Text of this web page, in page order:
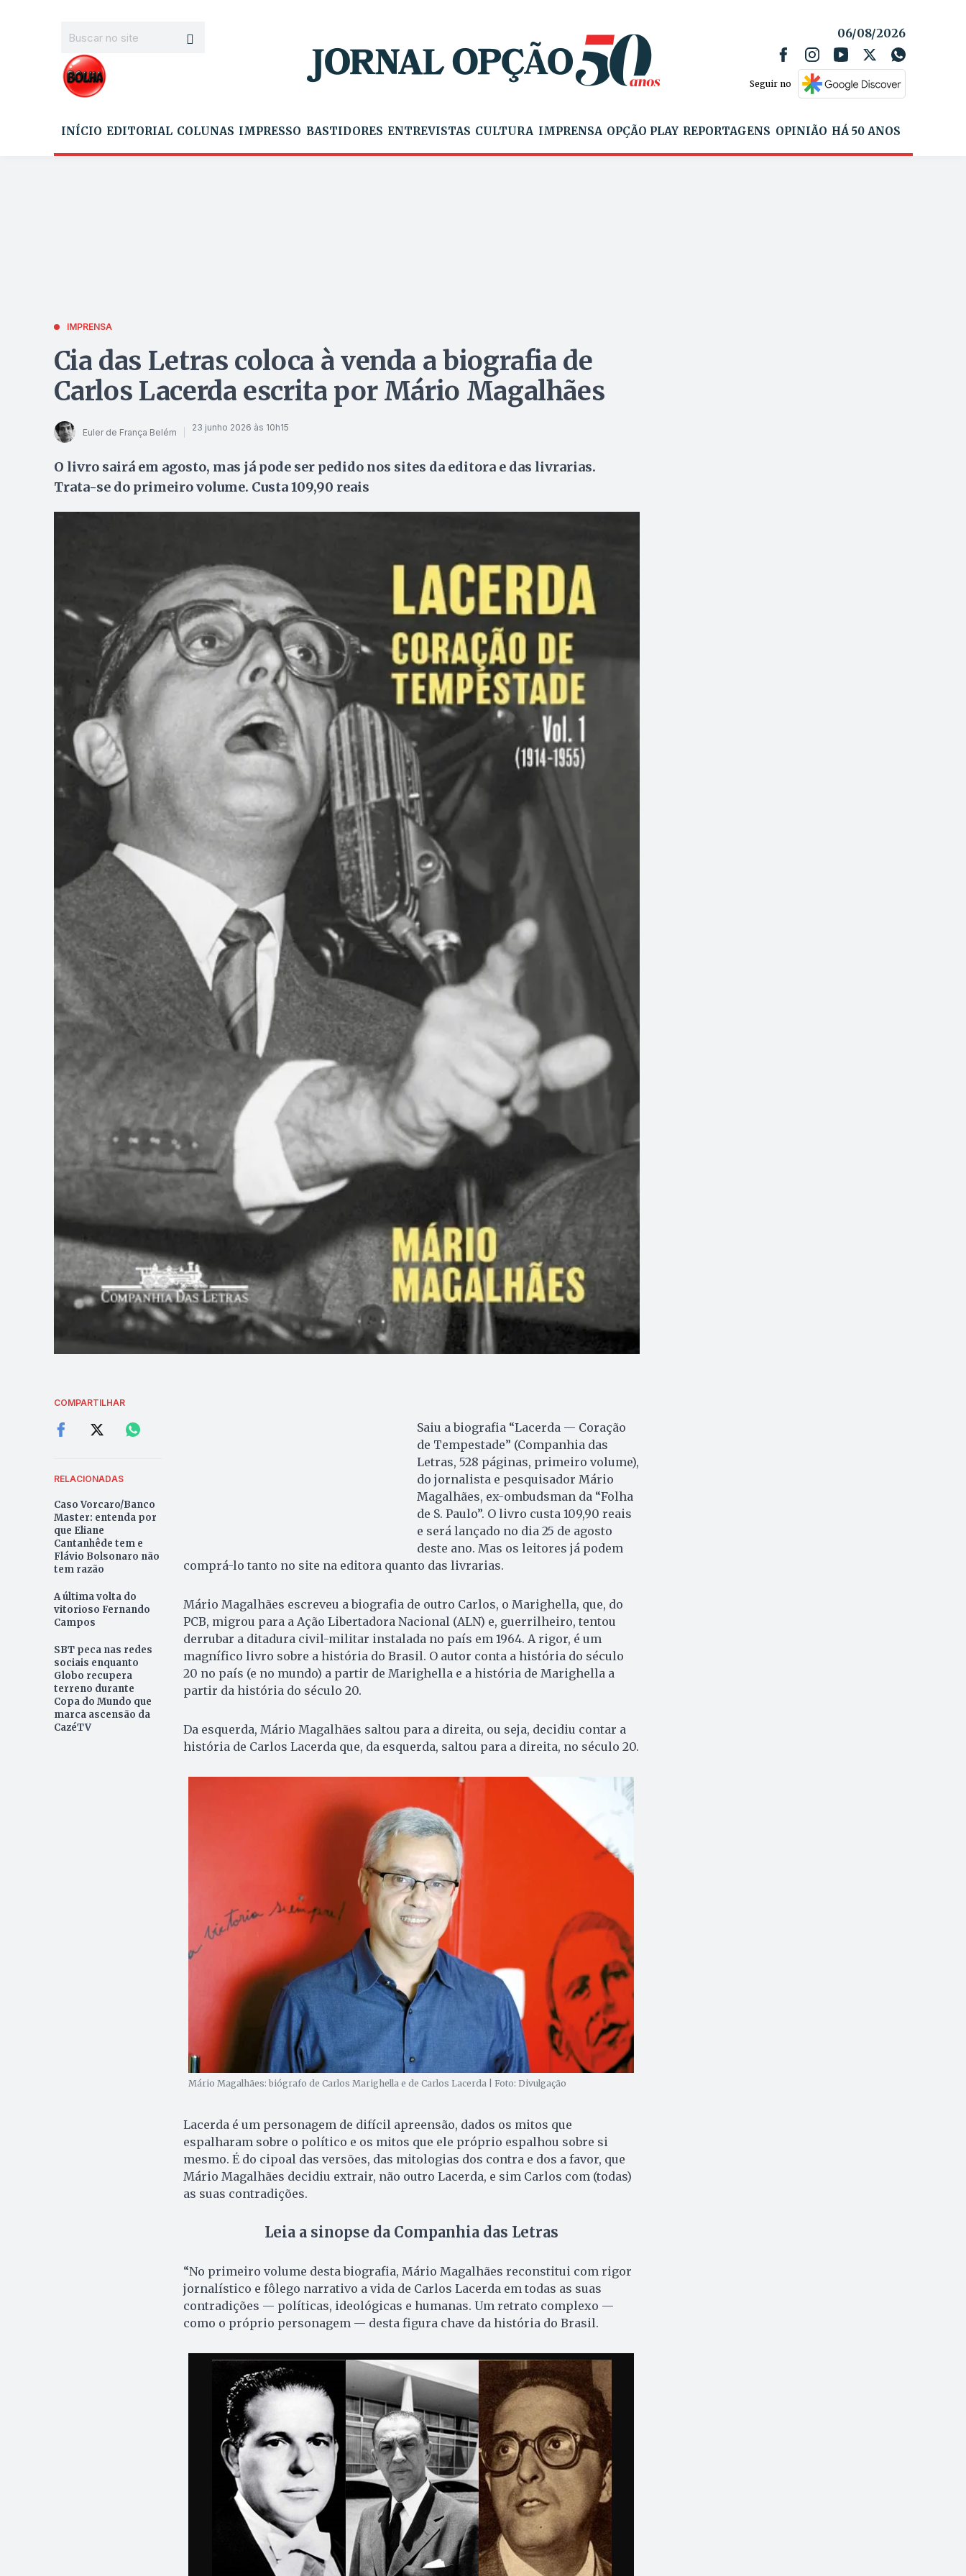
06/08/2026
Seguir no
INÍCIO EDITORIAL COLUNAS IMPRESSO BASTIDORES ENTREVISTAS CULTURA IMPRENSA OPÇÃO PLAY REPORTAGENS OPINIÃO HÁ 50 ANOS
IMPRENSA
Cia das Letras coloca à venda a biografia de
Carlos Lacerda escrita por Mário Magalhães
Euler de França Belém 23 junho 2026 às 10h15
O livro sairá em agosto, mas já pode ser pedido nos sites da editora e das livrarias.
Trata-se do primeiro volume. Custa 109,90 reais
COMPARTILHAR
RELACIONADAS
Caso Vorcaro/Banco
Master: entenda por
que Eliane
Cantanhêde tem e
Flávio Bolsonaro não
tem razão
A última volta do
vitorioso Fernando
Campos
SBT peca nas redes
sociais enquanto
Globo recupera
terreno durante
Copa do Mundo que
marca ascensão da
CazéTV
Saiu a biografia “Lacerda — Coração
de Tempestade” (Companhia das
Letras, 528 páginas, primeiro volume),
do jornalista e pesquisador Mário
Magalhães, ex-ombudsman da “Folha
de S. Paulo”. O livro custa 109,90 reais
e será lançado no dia 25 de agosto
deste ano. Mas os leitores já podem
comprá-lo tanto no site na editora quanto das livrarias.
Mário Magalhães escreveu a biografia de outro Carlos, o Marighella, que, do
PCB, migrou para a Ação Libertadora Nacional (ALN) e, guerrilheiro, tentou
derrubar a ditadura civil-militar instalada no país em 1964. A rigor, é um
magnífico livro sobre a história do Brasil. O autor conta a história do século
20 no país (e no mundo) a partir de Marighella e a história de Marighella a
partir da história do século 20.
Da esquerda, Mário Magalhães saltou para a direita, ou seja, decidiu contar a
história de Carlos Lacerda que, da esquerda, saltou para a direita, no século 20.
Mário Magalhães: biógrafo de Carlos Marighella e de Carlos Lacerda | Foto: Divulgação
Lacerda é um personagem de difícil apreensão, dados os mitos que
espalharam sobre o político e os mitos que ele próprio espalhou sobre si
mesmo. É do cipoal das versões, das mitologias dos contra e dos a favor, que
Mário Magalhães decidiu extrair, não outro Lacerda, e sim Carlos com (todas)
as suas contradições.
Leia a sinopse da Companhia das Letras
“No primeiro volume desta biografia, Mário Magalhães reconstitui com rigor
jornalístico e fôlego narrativo a vida de Carlos Lacerda em todas as suas
contradições — políticas, ideológicas e humanas. Um retrato complexo —
como o próprio personagem — desta figura chave da história do Brasil.